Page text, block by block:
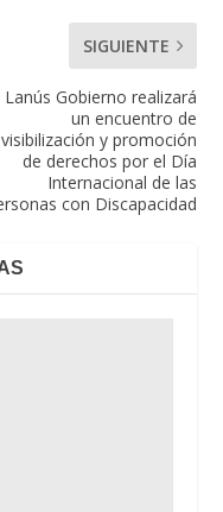
SIGUIENTE
Lanús Gobierno realizará
un encuentro de
visibilización y promoción
de derechos por el Día
Internacional de las
con Discapacidad